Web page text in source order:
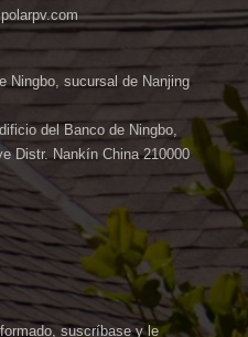
Ningbo, sucursal de Nanjing
del Banco de Ningbo,
Distr. Nankín China 210000
suscríbase y le